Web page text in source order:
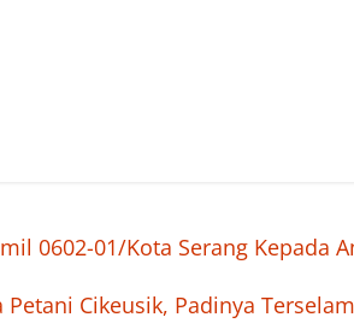
0602-01/Kota Serang Kepada
Petani Cikeusik, Padinya